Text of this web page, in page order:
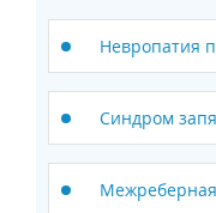
Невропатия
Синдром